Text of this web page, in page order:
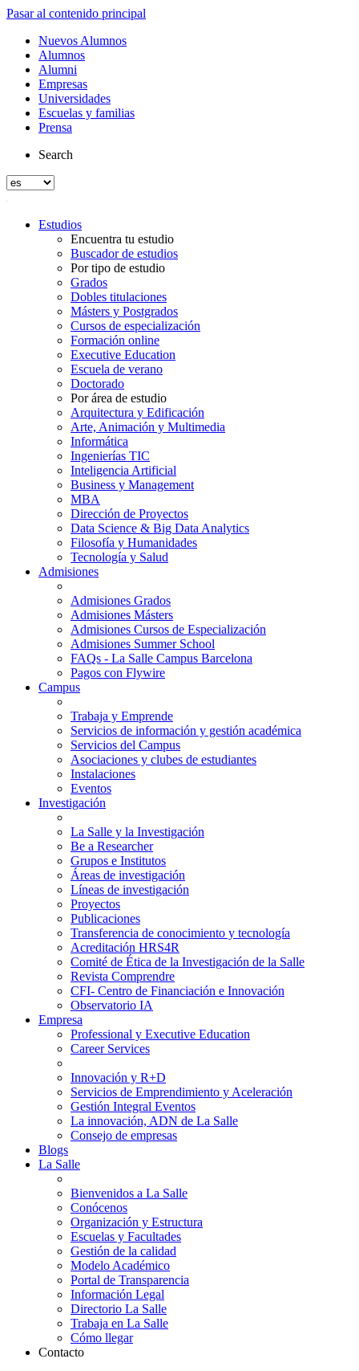
Pasar al contenido principal
Nuevos Alumnos
Alumnos
Alumni
Empresas
Universidades
Escuelas y familias
Prensa
Search
Estudios
Encuentra tu estudio
Buscador de estudios
Por tipo de estudio
Grados
Dobles titulaciones
Másters y Postgrados
Cursos de especialización
Formación online
Executive Education
Escuela de verano
Doctorado
Por área de estudio
Arquitectura y Edificación
Arte, Animación y Multimedia
Informática
Ingenierías TIC
Inteligencia Artificial
Business y Management
MBA
Dirección de Proyectos
Data Science & Big Data Analytics
Filosofía y Humanidades
Tecnología y Salud
Admisiones
Admisiones Grados
Admisiones Másters
Admisiones Cursos de Especialización
Admisiones Summer School
FAQs - La Salle Campus Barcelona
Pagos con Flywire
Campus
Trabaja y Emprende
Servicios de información y gestión académica
Servicios del Campus
Asociaciones y clubes de estudiantes
Instalaciones
Eventos
Investigación
La Salle y la Investigación
Be a Researcher
Grupos e Institutos
Áreas de investigación
Líneas de investigación
Proyectos
Publicaciones
Transferencia de conocimiento y tecnología
Acreditación HRS4R
Comité de Ética de la Investigación de la Salle
Revista Comprendre
CFI- Centro de Financiación e Innovación
Observatorio IA
Empresa
Professional y Executive Education
Career Services
Innovación y R+D
Servicios de Emprendimiento y Aceleración
Gestión Integral Eventos
La innovación, ADN de La Salle
Consejo de empresas
Blogs
La Salle
Bienvenidos a La Salle
Conócenos
Organización y Estructura
Escuelas y Facultades
Gestión de la calidad
Modelo Académico
Portal de Transparencia
Información Legal
Directorio La Salle
Trabaja en La Salle
Cómo llegar
Contacto